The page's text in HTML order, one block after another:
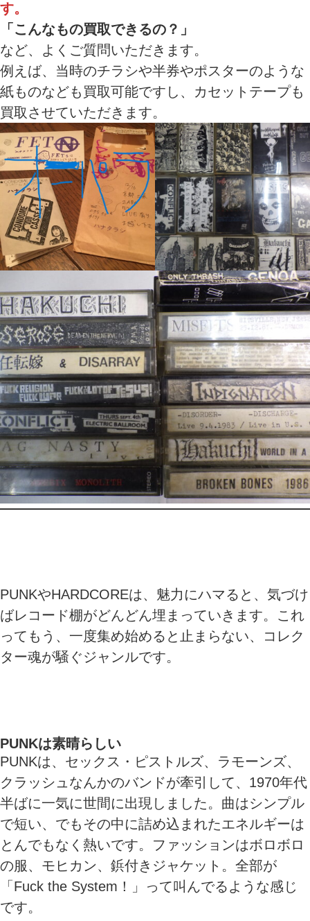
す。
「こんなもの買取できるの？」
など、よくご質問いただきます。
例えば、当時のチラシや半券やポスターのような
紙ものなども買取可能ですし、カセットテープも
買取させていただきます。
PUNKやHARDCOREは、魅力にハマると、気づけ
ばレコード棚がどんどん埋まっていきます。これ
ってもう、一度集め始めると止まらない、コレク
ター魂が騒ぐジャンルです。
PUNKは素晴らしい
PUNKは、セックス・ピストルズ、ラモーンズ、
クラッシュなんかのバンドが牽引して、1970年代
半ばに一気に世間に出現しました。曲はシンプル
で短い、でもその中に詰め込まれたエネルギーは
とんでもなく熱いです。ファッションはボロボロ
の服、モヒカン、鋲付きジャケット。全部が
「Fuck the System！」って叫んでるような感じ
です。